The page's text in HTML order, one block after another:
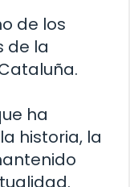
de los
de la
ha
historia, la